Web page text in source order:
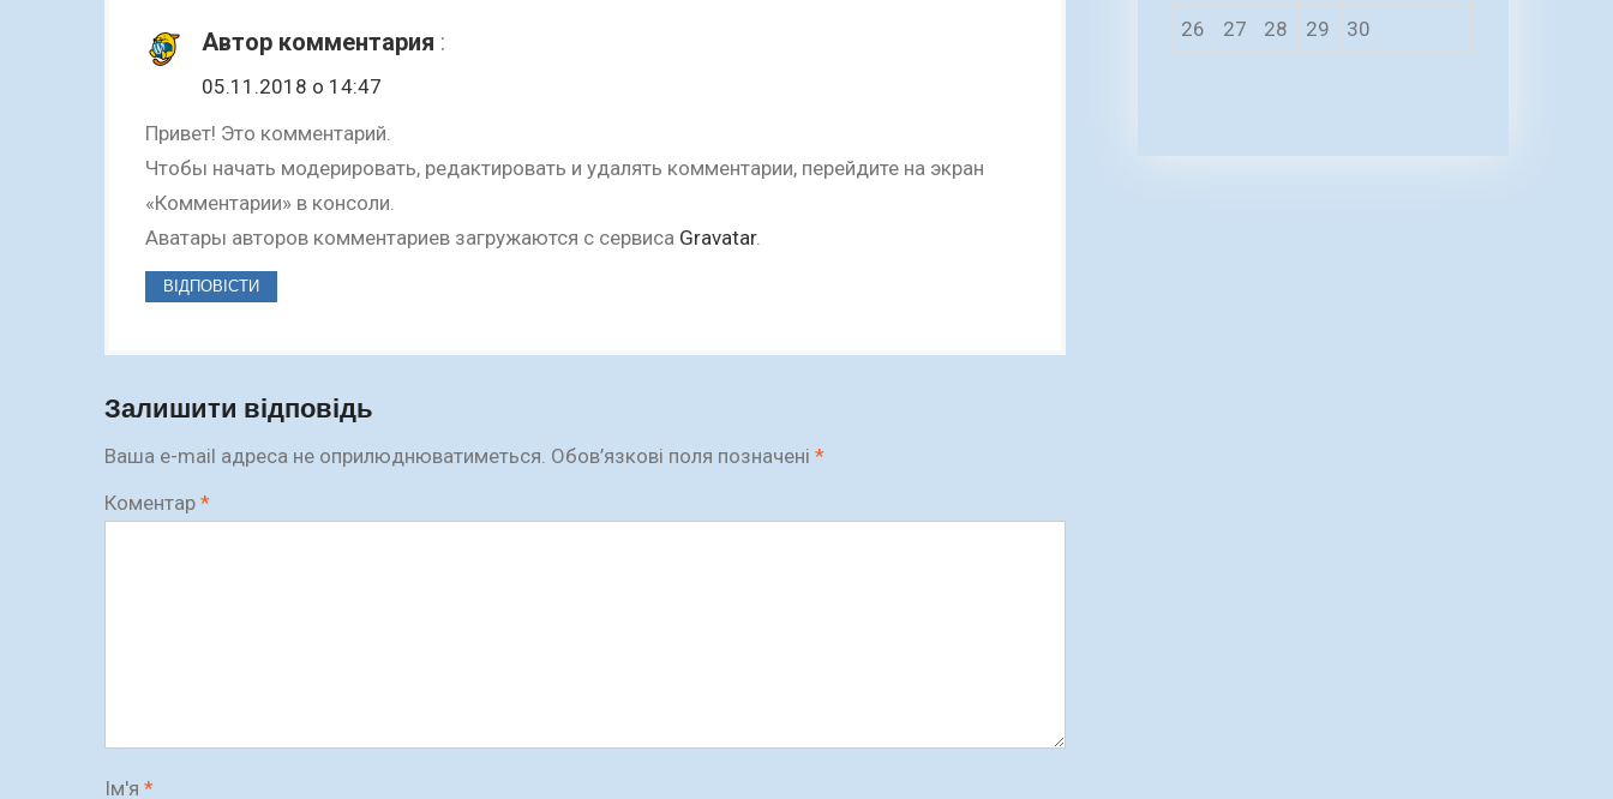
Автор комментария :
05.11.2018 о 14:47
Привет! Это комментарий.
Чтобы начать модерировать, редактировать и удалять комментарии, перейдите на экран
«Комментарии» в консоли.
Аватары авторов комментариев загружаются с сервиса Gravatar.
ВІДПОВІСТИ
Залишити відповідь
Ваша e-mail адреса не оприлюднюватиметься. Обов’язкові поля позначені *
Коментар *
Ім'я *
26
27 28 29 30